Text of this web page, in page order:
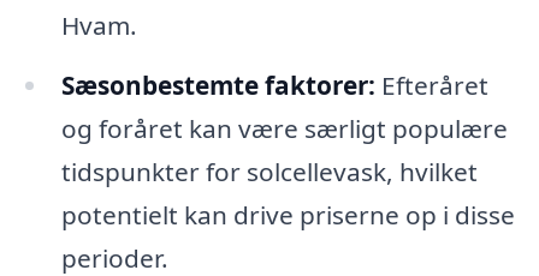
Hvam.
Sæsonbestemte faktorer: Efteråret
og foråret kan være særligt populære
tidspunkter for solcellevask, hvilket
potentielt kan drive priserne op i disse
perioder.